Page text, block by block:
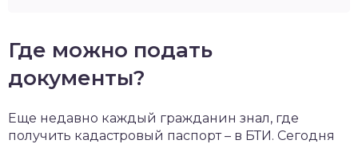
Где можно подать
документы?
Еще недавно каждый гражданин знал, где
получить кадастровый паспорт – в БТИ. Сегодня